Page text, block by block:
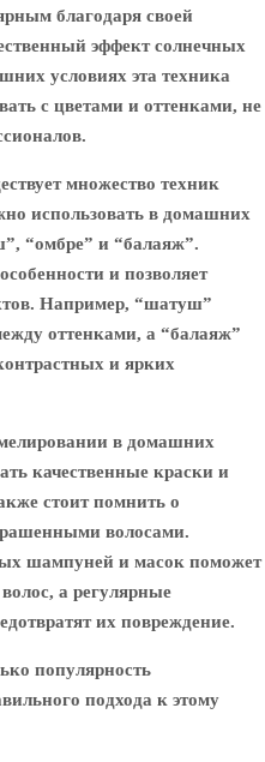
благодаря своей
эффект солнечных
условиях эта техника
с цветами и оттенками, не
множество техник
использовать в домашних
“омбре” и “балаяж”.
и позволяет
Например, “шатуш”
оттенками, а “балаяж”
и ярких
в домашних
качественные краски и
стоит помнить о
волосами.
шампуней и масок поможет
а регулярные
их повреждение.
популярность
подхода к этому